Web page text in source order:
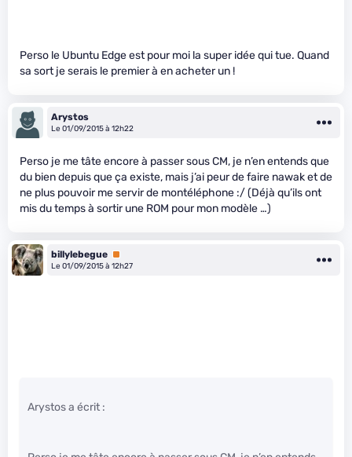
Perso le Ubuntu Edge est pour moi la super idée qui tue. Quand
sa sort je serais le premier à en acheter un !
Arystos
Le 01/09/2015 à 12h22
Perso je me tâte encore à passer sous CM, je n’en entends que
du bien depuis que ça existe, mais j’ai peur de faire nawak et de
ne plus pouvoir me servir de montéléphone :/ (Déjà qu’ils ont
mis du temps à sortir une ROM pour mon modèle …)
billylebegue Premium
Le 01/09/2015 à 12h27
Arystos a écrit :